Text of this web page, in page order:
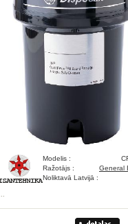
Modelis :
Ražotājs :
General
Noliktavā Latvijā :